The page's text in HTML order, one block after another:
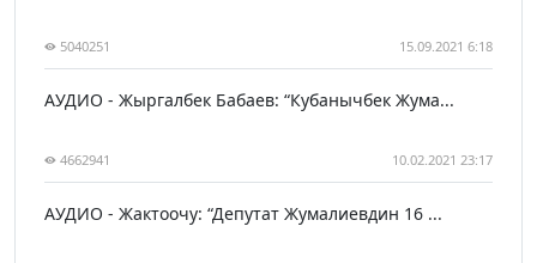
5040251 15.09.2021 6:18
АУДИО - Жыргалбек Бабаев: “Кубанычбек Жума...
4662941 10.02.2021 23:17
АУДИО - Жактоочу: “Депутат Жумалиевдин 16 ...